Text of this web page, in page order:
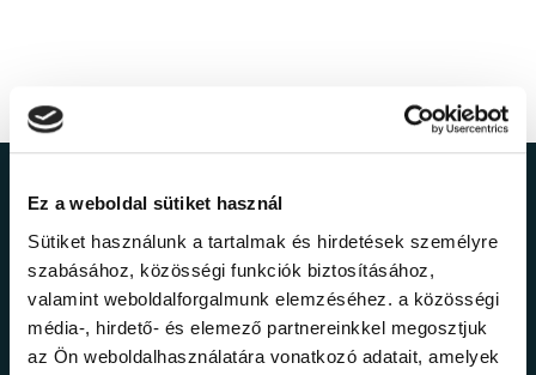
Ez a weboldal sütiket használ
Sütiket használunk a tartalmak és hirdetések személyre
szabásához, közösségi funkciók biztosításához,
valamint weboldalforgalmunk elemzéséhez. a közösségi
média-, hirdető- és elemező partnereinkkel megosztjuk
az Ön weboldalhasználatára vonatkozó adatait, amelyek
Ne maradj le a
legfrissebb
információkról!